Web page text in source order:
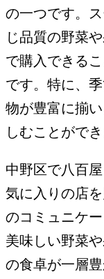
の一つです。
じ品質の野菜
で購入できる
です。特に、
物が豊富に揃
しむことができ
中野区で八百
気に入りの店
のコミュニケ
美味しい野菜
の食卓が一層